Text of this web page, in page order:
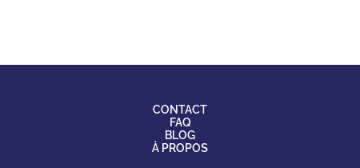
CONTACT
FAQ
BLOG
À PROPOS